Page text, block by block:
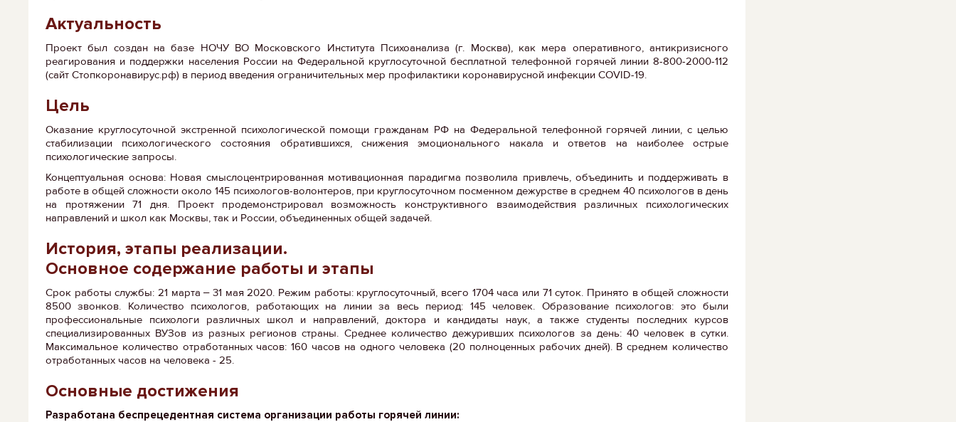
Актуальность
Проект был создан на базе НОЧУ ВО Московского Института Психоанализа (г. Москва), как мера оперативного, антикризисного
реагирования и поддержки населения России на Федеральной круглосуточной бесплатной телефонной горячей линии 8-800-2000-112
(сайт Стопкоронавирус.рф) в период введения ограничительных мер профилактики коронавирусной инфекции COVID-19.
Цель
Оказание круглосуточной экстренной психологической помощи гражданам РФ на Федеральной телефонной горячей линии, с целью
стабилизации психологического состояния обратившихся, снижения эмоционального накала и ответов на наиболее острые
психологические запросы.
Концептуальная основа: Новая смыслоцентрированная мотивационная парадигма позволила привлечь, объединить и поддерживать в
работе в общей сложности около 145 психологов-волонтеров, при круглосуточном посменном дежурстве в среднем 40 психологов в день
на протяжении 71 дня. Проект продемонстрировал возможность конструктивного взаимодействия различных психологических
направлений и школ как Москвы, так и России, объединенных общей задачей.
История, этапы реализации.
Основное содержание работы и этапы
Срок работы службы: 21 марта ‒ 31 мая 2020. Режим работы: круглосуточный, всего 1704 часа или 71 суток. Принято в общей сложности
8500 звонков. Количество психологов, работающих на линии за весь период: 145 человек. Образование психологов: это были
профессиональные психологи различных школ и направлений, доктора и кандидаты наук, а также студенты последних курсов
специализированных ВУЗов из разных регионов страны. Среднее количество дежуривших психологов за день: 40 человек в сутки.
Максимальное количество отработанных часов: 160 часов на одного человека (20 полноценных рабочих дней). В среднем количество
отработанных часов на человека - 25.
Основные достижения
Разработана беспрецедентная система организации работы горячей линии: